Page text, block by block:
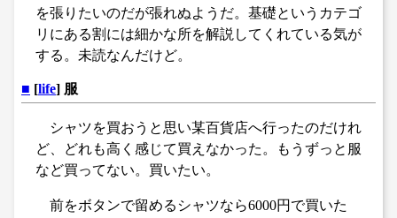
を張りたいのだが張れぬようだ。基礎というカテゴ
リにある割には細かな所を解説してくれている気が
する。未読なんだけど。
■ [life] 服
シャツを買おうと思い某百貨店へ行ったのだけれ
ど、どれも高く感じて買えなかった。もうずっと服
など買ってない。買いたい。
前をボタンで留めるシャツなら6000円で買いた